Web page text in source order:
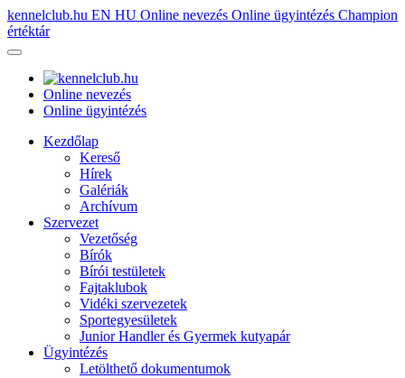
kennelclub.hu EN HU Online nevezés Online ügyintézés Champion
értéktár
Online nevezés
Online ügyintézés
Kezdőlap
Kereső
Hírek
Galériák
Archívum
Szervezet
Vezetőség
Bírók
Bírói testületek
Fajtaklubok
Vidéki szervezetek
Sportegyesületek
Junior Handler és Gyermek kutyapár
Ügyintézés
Letölthető dokumentumok